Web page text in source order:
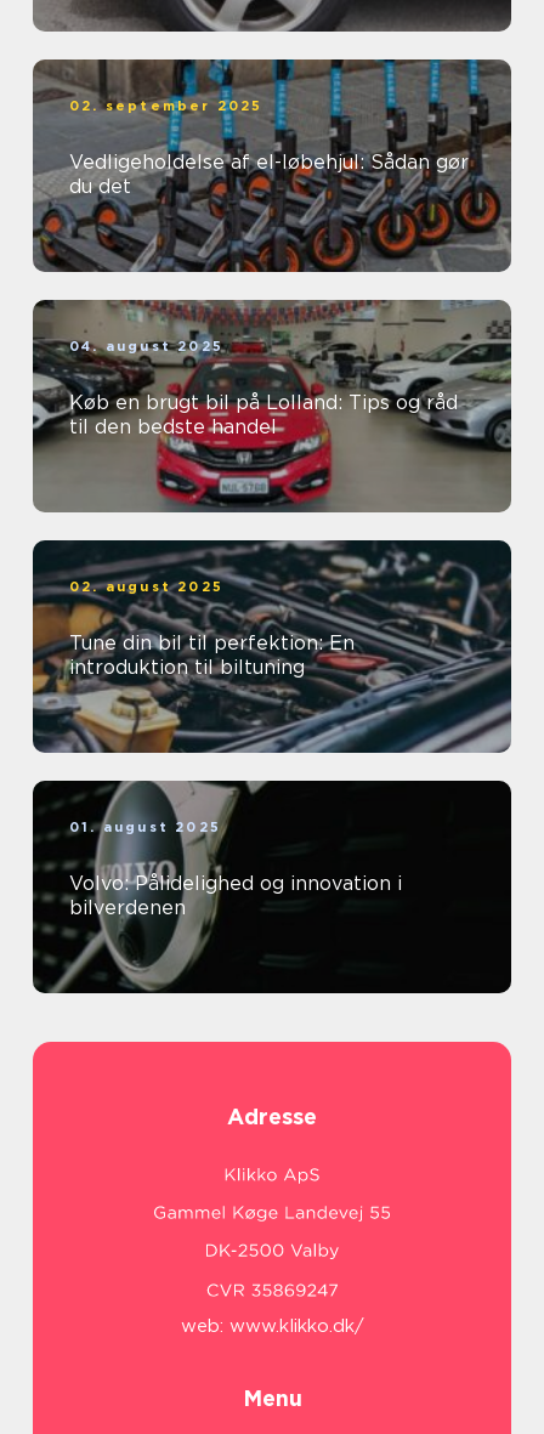
02. september 2025
Vedligeholdelse af el-løbehjul: Sådan gør
du det
04. august 2025
Køb en brugt bil på Lolland: Tips og råd
til den bedste handel
02. august 2025
Tune din bil til perfektion: En
introduktion til biltuning
01. august 2025
Volvo: Pålidelighed og innovation i
bilverdenen
Adresse
web: www.klikko.dk/
Menu